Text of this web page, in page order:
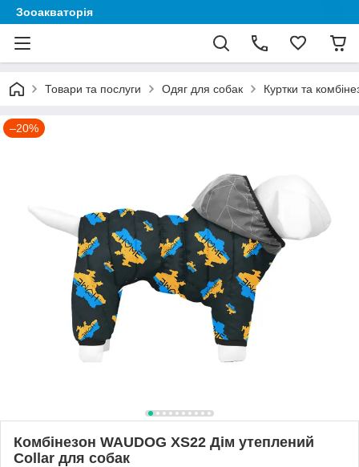
Зооакваторія
Товари та послуги Одяг для собак Куртки та
–20%
Комбінезон WAUDOG XS22 Дім утеплений
Collar для собак